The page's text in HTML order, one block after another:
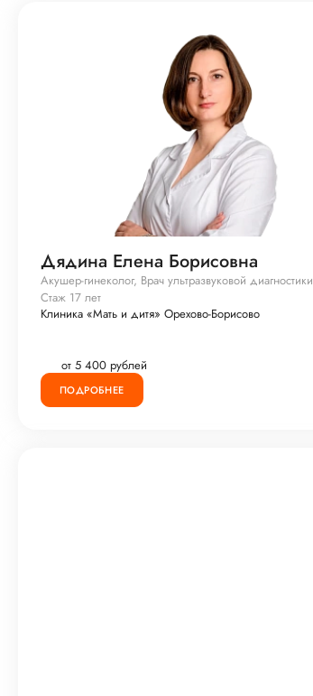
Дядина Елена Борисовна
Акушер-гинеколог, Врач ультразвуковой диагностики
Стаж 17 лет
Клиника «Мать и дитя» Орехово-Борисово
от 5 400 рублей
ПОДРОБНЕЕ